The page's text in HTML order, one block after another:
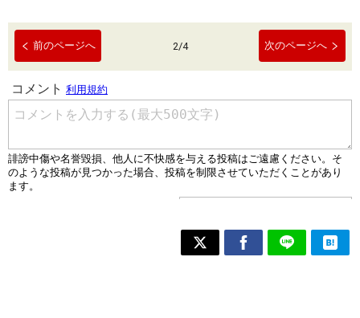
前のページへ 2/4 次のページへ